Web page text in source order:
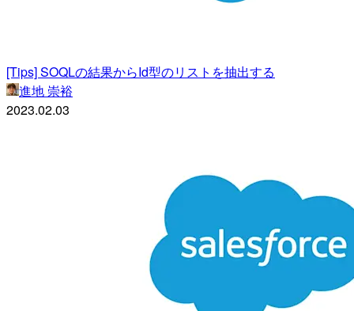
[Tips] SOQLの結果からId型のリストを抽出する
進地 崇裕
2023.02.03